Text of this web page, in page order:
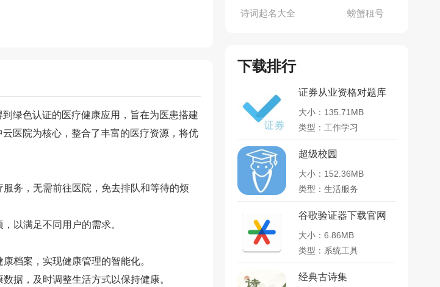
绿色认证的医疗健康应用，旨在为医患搭建
医院为核心，整合了丰富的医疗资源，将优
务，无需前往医院，免去排队和等待的烦
以满足不同用户的需求。
档案，实现健康管理的智能化。
据，及时调整生活方式以保持健康。
诗词起名大全 螃蟹租号
下载排行
证券从业资格对题库
大小：135.71MB
类型：工作学习
超级校园
大小：152.36MB
类型：生活服务
谷歌验证器下载官网
大小：6.86MB
类型：系统工具
经典古诗集